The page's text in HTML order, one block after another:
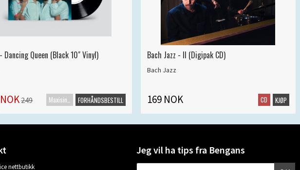
Dancing Queen (Black 10" Vinyl)
249
Maxisingel FORHÅNDSBESTILL
Bach Jazz - II (Digipak CD)
Bach Jazz
169 NOK CD KJØP
nettbutikk
Jeg vil ha tips fra Bengans